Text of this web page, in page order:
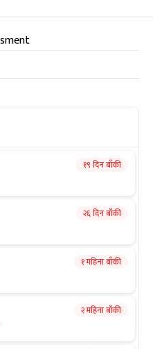
१९ दिन बाँकी
२६ दिन बाँकी
१ महिना बाँकी
२ महिना बाँकी